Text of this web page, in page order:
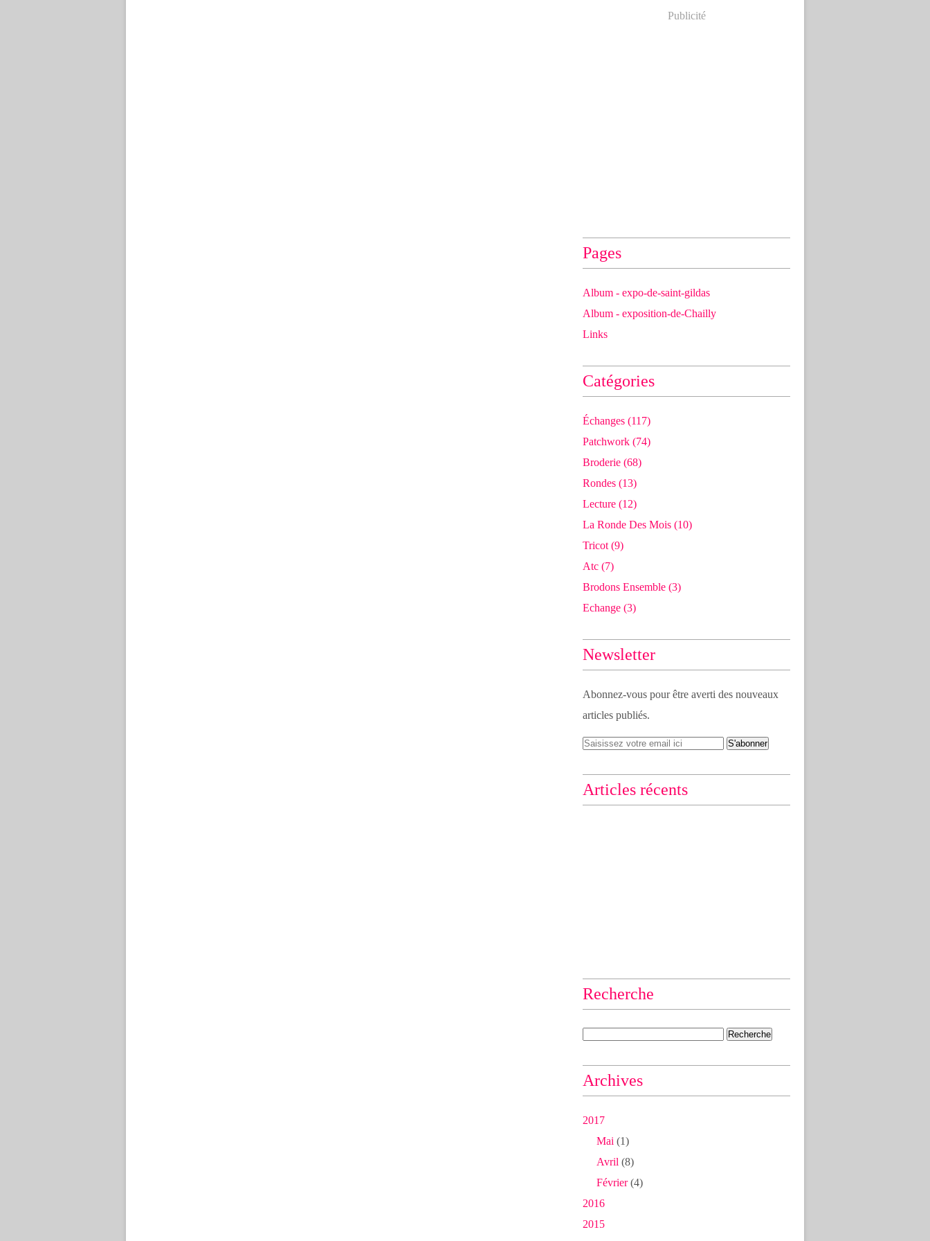
Publicité
Pages
Album - expo-de-saint-gildas
Album - exposition-de-Chailly
Links
Catégories
Échanges (117)
Patchwork (74)
Broderie (68)
Rondes (13)
Lecture (12)
La Ronde Des Mois (10)
Tricot (9)
Atc (7)
Brodons Ensemble (3)
Echange (3)
Newsletter
Abonnez-vous pour être averti des nouveaux
articles publiés.
Articles récents
Recherche
Archives
2017
Mai (1)
Avril (8)
Février(4)
2016
2015